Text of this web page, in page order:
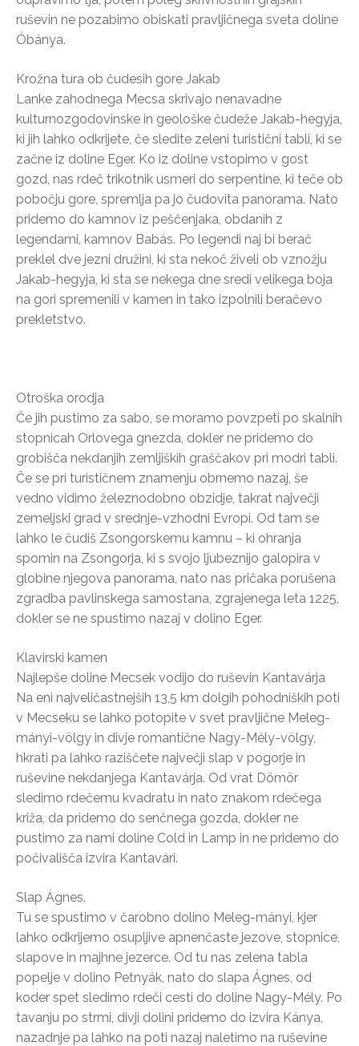
ruševin ne pozabimo obiskati pravljičnega sveta doline
Óbánya.
Krožna tura ob čudesih gore Jakab
Lanke zahodnega Mecsa skrivajo nenavadne
kulturnozgodovinske in geološke čudeže Jakab-hegyja,
ki jih lahko odkrijete, če sledite zeleni turistični tabli, ki se
začne iz doline Eger. Ko iz doline vstopimo v gost
gozd, nas rdeč trikotnik usmeri do serpentine, ki teče ob
pobočju gore, spremlja pa jo čudovita panorama. Nato
pridemo do kamnov iz peščenjaka, obdanih z
legendami, kamnov Babás. Po legendi naj bi berač
preklel dve jezni družini, ki sta nekoč živeli ob vznožju
Jakab-hegyja, ki sta se nekega dne sredi velikega boja
na gori spremenili v kamen in tako izpolnili beračevo
prekletstvo.
Otroška orodja
Če jih pustimo za sabo, se moramo povzpeti po skalnih
stopnicah Orlovega gnezda, dokler ne pridemo do
grobišča nekdanjih zemljiških graščakov pri modri tabli.
Če se pri turističnem znamenju obrnemo nazaj, še
vedno vidimo železnodobno obzidje, takrat največji
zemeljski grad v srednje-vzhodni Evropi. Od tam se
lahko le čudiš Zsongorskemu kamnu – ki ohranja
spomin na Zsongorja, ki s svojo ljubeznijo galopira v
globine njegova panorama, nato nas pričaka porušena
zgradba pavlinskega samostana, zgrajenega leta 1225,
dokler se ne spustimo nazaj v dolino Eger.
Klavirski kamen
Najlepše doline Mecsek vodijo do ruševin Kantavárja
Na eni najveličastnejših 13,5 km dolgih pohodniških poti
v Mecseku se lahko potopite v svet pravljične Meleg-
mányi-völgy in divje romantične Nagy-Mély-völgy,
hkrati pa lahko raziščete največji slap v pogorje in
ruševine nekdanjega Kantavárja. Od vrat Dömör
sledimo rdečemu kvadratu in nato znakom rdečega
križa, da pridemo do senčnega gozda, dokler ne
pustimo za nami doline Cold in Lamp in ne pridemo do
počivališča izvira Kantavári.
Slap Ágnes.
Tu se spustimo v čarobno dolino Meleg-mányi, kjer
lahko odkrijemo osupljive apnenčaste jezove, stopnice,
slapove in majhne jezerce. Od tu nas zelena tabla
popelje v dolino Petnyák, nato do slapa Ágnes, od
koder spet sledimo rdeči cesti do doline Nagy-Mély. Po
tavanju po strmi, divji dolini pridemo do izvira Kánya,
nazadnje pa lahko na poti nazaj naletimo na ruševine